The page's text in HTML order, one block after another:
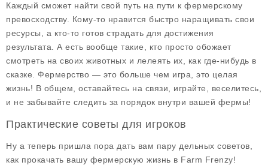
Каждый сможет найти свой путь на пути к фермерскому
превосходству. Кому-то нравится быстро наращивать свои
ресурсы, а кто-то готов страдать для достижения
результата. А есть вообще такие, кто просто обожает
смотреть на своих животных и лелеять их, как где-нибудь в
сказке. Фермерство — это больше чем игра, это целая
жизнь! В общем, оставайтесь на связи, играйте, веселитесь,
и не забывайте следить за порядок внутри вашей фермы!
Практические советы для игроков
Ну а теперь пришла пора дать вам пару дельных советов,
как прокачать вашу фермерскую жизнь в Farm Frenzy!